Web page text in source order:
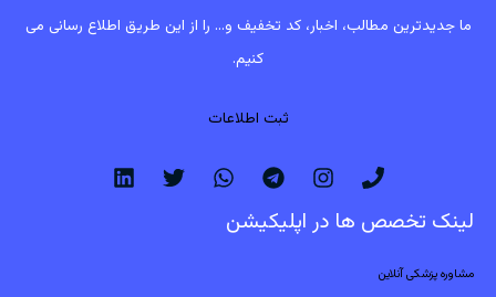
ما جدیدترین مطالب، اخبار، کد تخفیف و... را از این طریق اطلاع رسانی می
کنیم.
ثبت اطلاعات
لینک تخصص ها در اپلیکیشن
مشاوره پزشکی آنلاین